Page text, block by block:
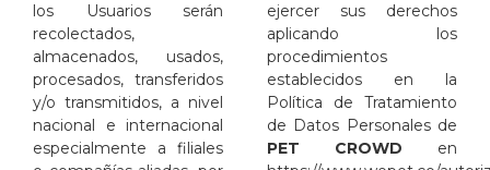
los Usuarios serán
recolectados,
almacenados, usados,
procesados, transferidos
y/o transmitidos, a nivel
nacional e internacional
especialmente a filiales
ejercer sus derechos
aplicando los
procedimientos
establecidos en la
Política de Tratamiento
de Datos Personales de
PET CROWD en